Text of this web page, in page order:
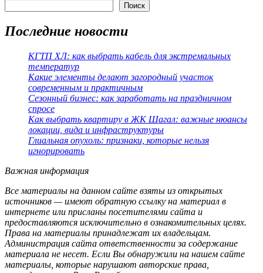
Поиск
Последние новости
КГТП ХЛ: как выбрать кабель для экстремальных
температур
Какие элементы делают загородный участок
современным и практичным
Сезонный бизнес: как заработать на праздничном
спросе
Как выбрать квартиру в ЖК Шагал: важные нюансы
локации, вида и инфраструктуры
Глиальная опухоль: признаки, которые нельзя
игнорировать
Важная информация
Все материалы на данном сайте взяты из открытых
источников — имеют обратную ссылку на материал в
интернете или присланы посетителями сайта и
предоставляются исключительно в ознакомительных целях.
Права на материалы принадлежат их владельцам.
Администрация сайта ответственности за содержание
материала не несет. Если Вы обнаружили на нашем сайте
материалы, которые нарушают авторские права,